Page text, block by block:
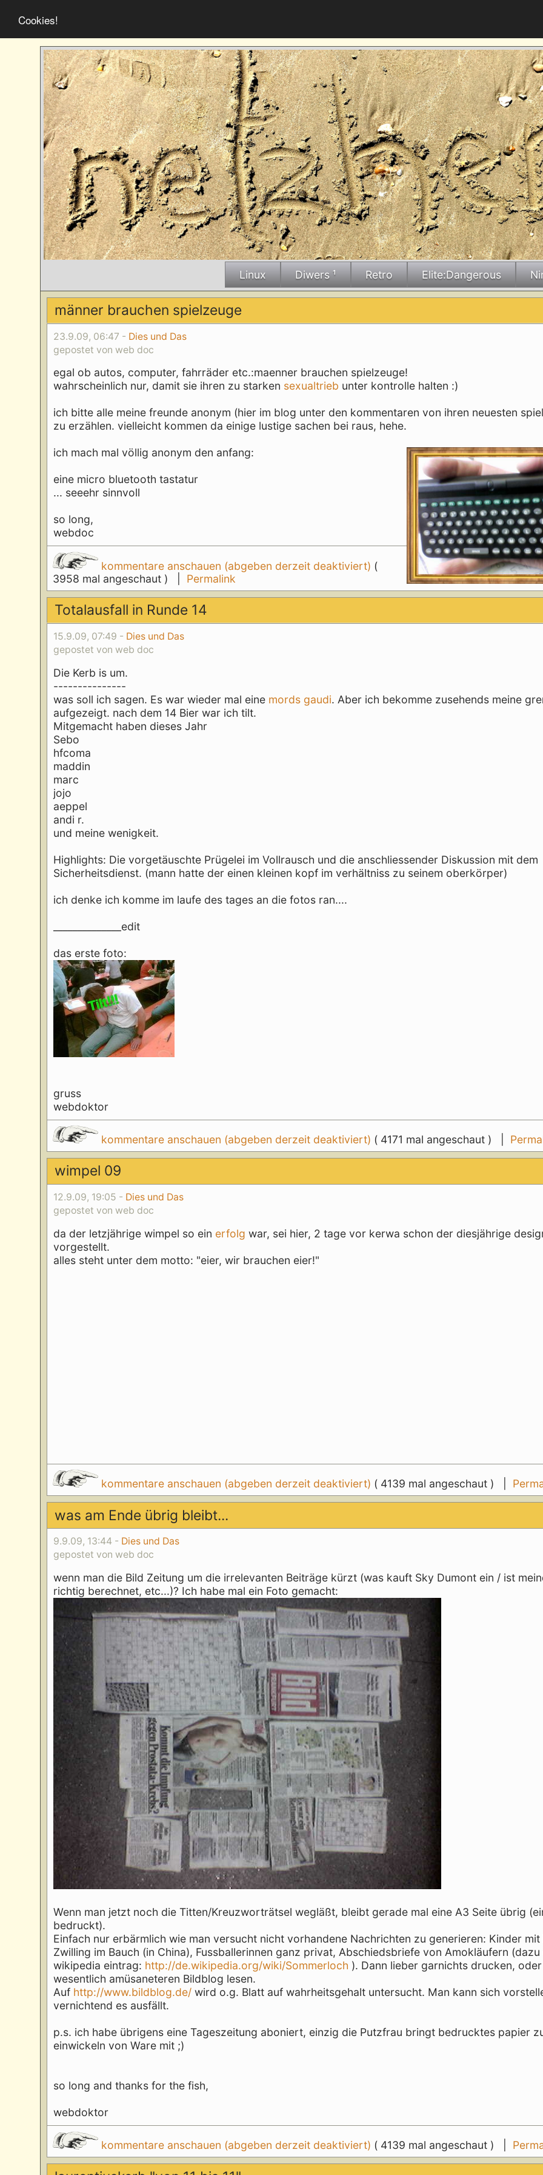
Cookies!
Linux Diwers ¹ Retro Elite:Dangerous
männer brauchen spielzeuge
23.9.09, 06:47 - Dies und Das
gepostet von web doc
egal ob autos, computer, fahrräder etc.:maenner brauchen spielzeuge!
wahrscheinlich nur, damit sie ihren zu starken sexualtrieb unter kontrolle halten :)
ich bitte alle meine freunde anonym (hier im blog unter den kommentaren von ihren neuesten
zu erzählen. vielleicht kommen da einige lustige sachen bei raus, hehe.
ich mach mal völlig anonym den anfang:
eine micro bluetooth tastatur
... seeehr sinnvoll
so long,
webdoc
kommentare anschauen (abgeben derzeit deaktiviert) (
3958 mal angeschaut ) | Permalink
Totalausfall in Runde 14
15.9.09, 07:49 - Dies und Das
gepostet von web doc
Die Kerb is um.
---------------
was soll ich sagen. Es war wieder mal eine mords gaudi. Aber ich bekomme zusehends meine
aufgezeigt. nach dem 14 Bier war ich tilt.
Mitgemacht haben dieses Jahr
Sebo
hfcoma
maddin
marc
jojo
aeppel
andi r.
und meine wenigkeit.
Highlights: Die vorgetäuschte Prügelei im Vollrausch und die anschliessender Diskussion mit dem
Sicherheitsdienst. (mann hatte der einen kleinen kopf im verhältniss zu seinem oberkörper)
ich denke ich komme im laufe des tages an die fotos ran....
______________edit
das erste foto:
gruss
webdoktor
kommentare anschauen (abgeben derzeit deaktiviert) ( 4171 mal angeschaut ) |
wimpel 09
12.9.09, 19:05 - Dies und Das
gepostet von web doc
da der letzjährige wimpel so ein erfolgwar, sei hier, 2 tage vor kerwa schon der diesjährige
vorgestellt.
alles steht unter dem motto: "eier, wir brauchen eier!"
kommentare anschauen (abgeben derzeit deaktiviert) ( 4139 mal angeschaut ) |
was am Ende übrig bleibt...
9.9.09, 13:44 - Dies und Das
gepostet von web doc
wenn man die Bild Zeitung um die irrelevanten Beiträge kürzt (was kauft Sky Dumont ein / ist
richtig berechnet, etc...)? Ich habe mal ein Foto gemacht:
Wenn man jetzt noch die Titten/Kreuzworträtsel wegläßt, bleibt gerade mal eine A3 Seite übrig
bedruckt).
Einfach nur erbärmlich wie man versucht nicht vorhandene Nachrichten zu generieren: Kinder mit
Zwilling im Bauch (in China), Fussballerinnen ganz privat, Abschiedsbriefe von Amokläufern
wikipedia eintrag: http://de.wikipedia.org/wiki/Sommerloch ). Dann lieber garnichts drucken,
wesentlich amüsaneteren Bildblog lesen.
Auf http://www.bildblog.de/ wird o.g. Blatt auf wahrheitsgehalt untersucht. Man kann sich
vernichtend es ausfällt.
p.s. ich habe übrigens eine Tageszeitung aboniert, einzig die Putzfrau bringt bedrucktes papier
einwickeln von Ware mit ;)
so long and thanks for the fish,
webdoktor
kommentare anschauen (abgeben derzeit deaktiviert) ( 4139 mal angeschaut ) |